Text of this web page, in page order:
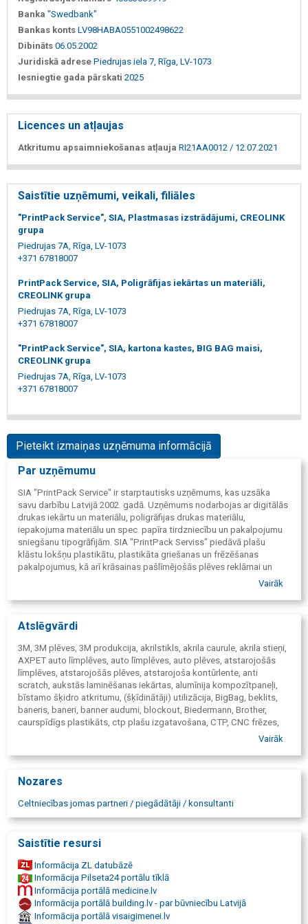
Banka "Swedbank"
Bankas konts LV98HABA0551002498622
Dibināts 06.05.2002
Juridiskā adrese Piedrujas iela 7, Rīga, LV-1073
Iesniegtie gada pārskati 2025
Licences un atļaujas
Atkritumu apsaimniekošanas atļauja RI21AA0012 / 12.07.2021
Saistītie uzņēmumi, veikali, filiāles
"PrintPack Service", SIA, Plastmasas izstrādājumi, CREOLINK
grupa
Piedrujas 7A, Rīga, LV-1073
+371 67818007
PrintPack Service, SIA, Poligrāfijas iekārtas un materiāli,
CREOLINK grupa
Piedrujas 7A, Rīga, LV-1073
+371 67818007
"PrintPack Service", SIA, kartona kastes, BIG BAG maisi,
CREOLINK grupa
Piedrujas 7A, Rīga, LV-1073
+371 67818007
Pieteikt izmaiņas uzņēmuma informācijā
Par uzņēmumu
SIA "PrintPack Service" ir starptautisks uzņēmums, kas uzsāka
savu darbību Latvijā 2002. gadā. Uzņēmums nodarbojas ar digitālās
drukas iekārtu un materiālu, poligrāfijas drukas materiālu,
iepakojuma materiālu un spec. papīra tirdzniecību un pakalpojumu
sniegšanu tipogrāfijām. SIA "PrintPack Serviss" piedāvā plašu
klāstu lokšņu plastikātu, plastikāta griešanas un frēzēšanas
pakalpojumus, kā arī krāsainas pašlīmējošās plēves reklāmai un
Vairāk
Atslēgvārdi
3M, 3M plēves, 3M produkcija, akrilstikls, akrila caurule, akrila stieņi,
AXPET auto līmplēves, auto līmplēves, auto plēves, atstarojošās
līmplēves, atstarojošās plēves, atstarojoša kontūrlente, anti
scratch, aukstās laminēšanas iekārtas, alumīnija kompozītpaneļi,
bīstamo šķidro atkritumu, (šķīdinātāji) utilizācija, BigBag, beklits,
baneris, baneri, banner audumi, blockout, Biedermann, Brother,
caurspīdīgs plastikāts, ctp plašu izgatavošana, CTP, CNC frēzes,
Duplo, dispersijas līme, Derprosa, DayGraphica, dispersijas laka,
drukas tekstils, Day-Night līmplēve, DIBOND, frontlist, flatbed
izgatavošana, folija, folija karstspiedei, Flint, fleksogrāfijas krāsas,
iekārtas un materiāli tipogrāfijām, IBF, kompozītpanelis, Klieverik,
krāsu laboratorija, kalendāru spirāle, karstās laminēšanas iekārtas,
malas, kalendāru āķīši, kalendāru piederumi, ķīmiskie līdzekļi
tipogrāfijām, līmplēves, laminācijas plēves, laminatori, lamināts,
laminēšanas plēve, lokšņu plastikāti, līmplēves lielformāta drukai,
MIMAKI, Marabu, MESH manneris, materiāli grāmatu siešanai, nažu
asināšana, Oracal, Orajet, ofseta krāsas, ofseta gumijas, ofseta
plates, orgstikls, organiskais stikls, Pleksiglas, Plexiglas, PMMA,
Pet, poliesters, plastikāts, plastikāta plāksnes, plastikāta loksnes,
Vairāk
Nozares
Celtniecības jomas partneri / piegādātāji / konsultanti
Saistītie resursi
Informācija ZL datubāzē
Informācija Pilseta24 portālu tīklā
Informācija portālā medicine.lv
Informācija portālā building.lv - par būvniecību Latvijā
Informācija portālā visaigimenei.lv